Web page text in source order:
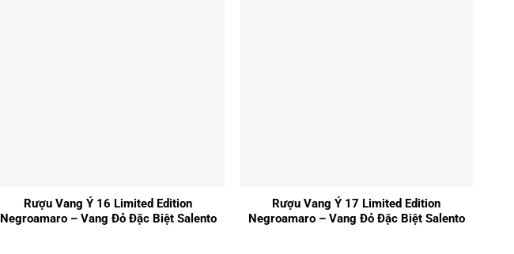
Rượu Vang Ý 16 Limited Edition
Negroamaro – Vang Đỏ Đặc Biệt Salento
Rượu Vang Ý 17 Limited Edition
Negroamaro – Vang Đỏ Đặc Biệt Salento